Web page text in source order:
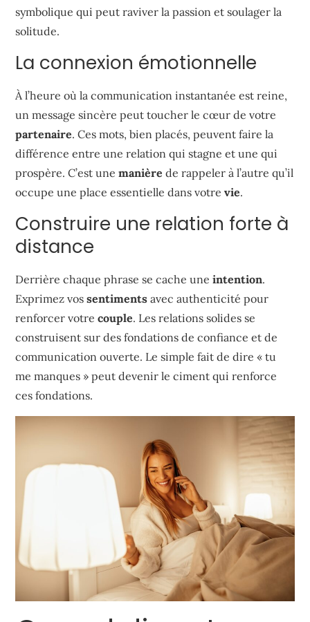
symbolique qui peut raviver la passion et soulager la
solitude.
La connexion émotionnelle
À l’heure où la communication instantanée est reine,
un message sincère peut toucher le cœur de votre
partenaire. Ces mots, bien placés, peuvent faire la
différence entre une relation qui stagne et une qui
prospère. C’est unemanière de rappeler à l’autre qu’il
occupe une place essentielle dans votrevie.
Construire une relation forte à
distance
Derrière chaque phrase se cache uneintention.
Exprimez vossentiments avec authenticité pour
renforcer votrecouple. Les relations solides se
construisent sur des fondations de confiance et de
communication ouverte. Le simple fait de dire « tu
me manques » peut devenir le ciment qui renforce
ces fondations.